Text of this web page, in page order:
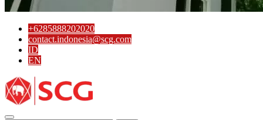
Shinkolite
Atap Akrilik Shinkolite Heat Cut
Atap Akrilik Shinkolite Shade
+6285888202020
contact.indonesia@scg.com
ID
EN